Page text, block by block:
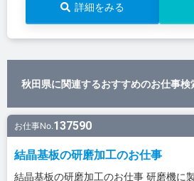
詳細をみる
秋田県に関連するおすすめのお仕事検
お仕事No.137590
結晶基板の研磨加工のお仕事
結晶基板の研磨加工のお仕事 研磨機に